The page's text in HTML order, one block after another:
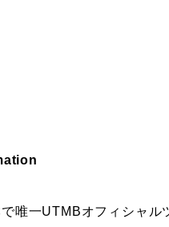
唯一UTMBオフィシャル